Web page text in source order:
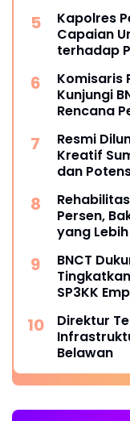
Kapolres
Capaian
terhadap
Komisaris
Kunjungi
Rencana
Resmi
Kreatif
dan
Persen,
yang
BNCT
SP3KK
Direktur
Belawan